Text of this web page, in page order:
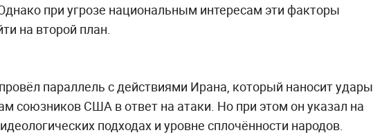
при угрозе национальным интересам эти факторы
на второй план.
параллель с действиями Ирана, который наносит удары
союзников США в ответ на атаки. Но при этом он указал на
подходах и уровне сплочённости народов.